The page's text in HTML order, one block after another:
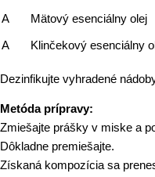
A
Mätový esenciálny olej
A
Klinčekový esenciálny
Dezinfikujte vyhradené
Metóda prípravy:
Zmiešajte prášky v miske a
Dôkladne premiešajte.
Získaná kompozícia sa